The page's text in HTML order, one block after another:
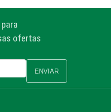
ofertas
ENVIAR